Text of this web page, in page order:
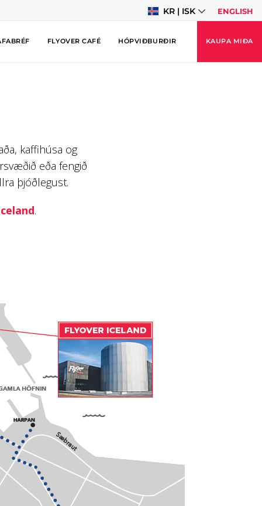
KR | ISK ENGLISH
FLYOVER CAFÉ HÓPVIÐBURÐIR KAUPA MIÐA
kaffihúsa og
eða fengið
þjóðlegust.
.